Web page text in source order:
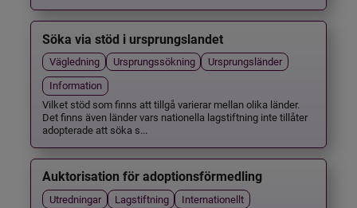
Söka via stöd i ursprungslandet
Vägledning Ursprungssökning
Ursprungsländer
Information
Vilket stöd som finns att tillgå varierar mellan olika länder.
Det finns även länder vars nationella lagstiftning inte tillåter
adopterade att söka s...
Auktorisation för adoptionsförmedling
Utredningar Lagstiftning
Internationellt